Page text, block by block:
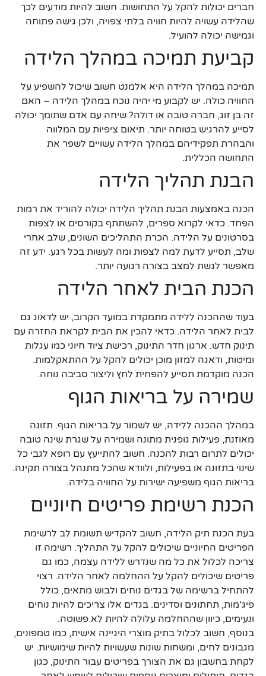
חברים יכולות להקל על התחושות. חשוב להיות מודעים לכך
שהלידה עשויה להיות חוויה בלתי צפויה, ולכן גישה פתוחה
וגמישה יכולה להועיל.
קביעת תמיכה במהלך הלידה
תמיכה במהלך הלידה היא אלמנט חשוב שיכול להשפיע על
החוויה כולה. יש לקבוע מי יהיה נוכח במהלך הלידה – האם
זה בן זוג, חברה טובה או דולה? שיחה עם אדם שתומך יכולה
לסייע להרגיש בטוחה יותר. תיאום ציפיות עם המלווה
והבהרת תפקידיהם במהלך הלידה עשויים לשפר את
התחושה הכללית.
הבנת תהליך הלידה
הכנה באמצעות הבנת תהליך הלידה יכולה להוריד את רמות
הפחד. כדאי לקרוא ספרים, להשתתף בקורסים או לצפות
בסרטונים על הלידה. הכרת התהליכים השונים, שלב אחרי
שלב, תסייע לדעת למה לצפות ומה לעשות בכל רגע. ידע זה
מאפשר לגשת למצב בצורה רגועה יותר.
הכנת הבית לאחר הלידה
בעוד שההכנה ללידה מתמקדת במועד הקרוב, יש לדאוג גם
לבית לאחר הלידה. כדאי להכין את הבית לקראת החזרה עם
תינוק חדש. ארגון חדר התינוק, רכישת ציוד חיוני כמו עגלות
ומיטות, ודאגה למזון מוכן יכולים להקל על ההתאקלמות.
הכנה מוקדמת תסייע להפחית לחץ וליצור סביבה נוחה.
שמירה על בריאות הגוף
במהלך ההכנה ללידה, יש לשמור על בריאות הגוף. תזונה
מאוזנת, פעילות גופנית מתונה ושמירה על שגרת שינה טובה
יכולים לתרום רבות להכנה. חשוב להתייעץ עם רופא לגבי כל
שינוי בתזונה או בפעילות, ולוודא שהכל מתנהל בצורה תקינה.
בריאות הגוף משפיעה ישירות על החוויה בלידה.
הכנת רשימת פריטים חיוניים
בעת הכנת תיק הלידה, חשוב להקדיש תשומת לב לרשימת
הפריטים החיוניים שיכולים להקל על התהליך. רשימה זו
צריכה לכלול את כל מה שנדרש ללידה עצמה, כמו גם
פריטים שיכולים להקל על ההחלמה לאחר הלידה. רצוי
להתחיל ברשימה של בגדים נוחים ולבוש מתאים, כולל
פיג'מות, תחתונים וסדינים. בגדים אלו צריכים להיות נוחים
ונעימים, כיוון שההחלמה עלולה להיות לא פשוטה.
בנוסף, חשוב לכלול בתיק מוצרי היגיינה אישית, כמו טמפונים,
מגבונים לחים, ומשחות שונות שעשויות להיות שימושיות. יש
לקחת בחשבון גם את הצורך בפריטים עבור התינוק, כגון